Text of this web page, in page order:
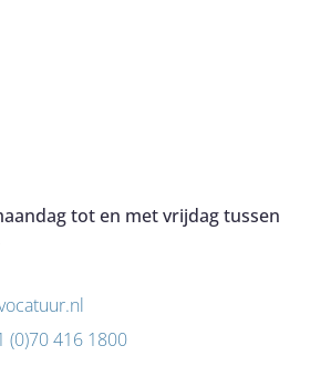
tot en met vrijdag tussen
(0)70 416 1800